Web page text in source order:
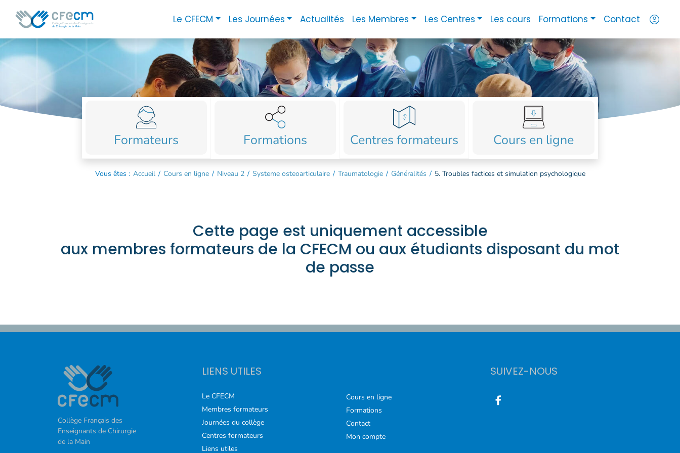
Le CFECM Les Journées Actualités Les Membres Les Centres Les cours Formations Contact account_circle
Formateurs Formations Centres formateurs Cours en ligne
Vous êtes : Accueil / Cours en ligne / Niveau 2 / Systeme osteoarticulaire / Traumatologie / Généralités / 5. Troubles factices et simulation psychologique
Cette page est uniquement accessible
aux membres formateurs de la CFECM ou aux étudiants disposant du mot
de passe
Collège Français des
Enseignants de Chirurgie
de la Main
LIENS UTILES
Le CFECM
Membres formateurs
Journées du collège
Centres formateurs
Liens utiles
Cours en ligne
Formations
Contact
Mon compte
SUIVEZ-NOUS
Close
menu close
LE
CFECM
JOURNÉES
ACTUALITÉS
FORMATIONS